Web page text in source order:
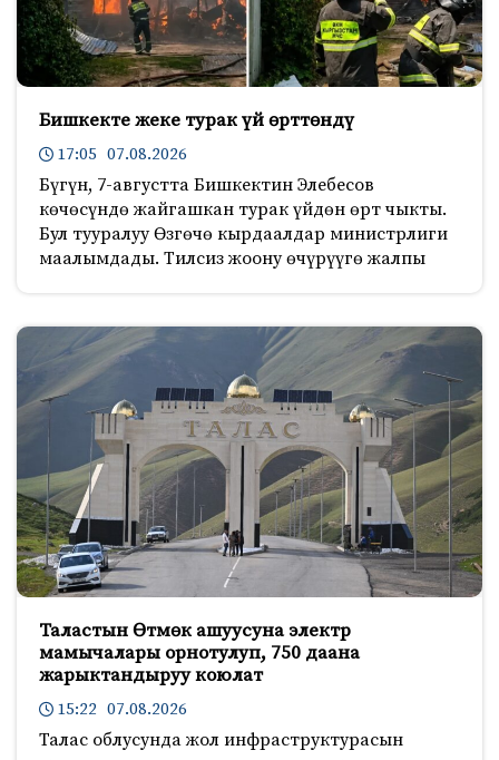
Бишкекте жеке турак үй өрттөндү
17:05 07.08.2026
Бүгүн, 7-августта Бишкектин Элебесов
көчөсүндө жайгашкан турак үйдөн өрт чыкты.
Бул тууралуу Өзгөчө кырдаалдар министрлиги
маалымдады. Тилсиз жоону өчүрүүгө жалпы
Таластын Өтмөк ашуусуна электр
мамычалары орнотулуп, 750 даана
жарыктандыруу коюлат
15:22 07.08.2026
Талас облусунда жол инфраструктурасын